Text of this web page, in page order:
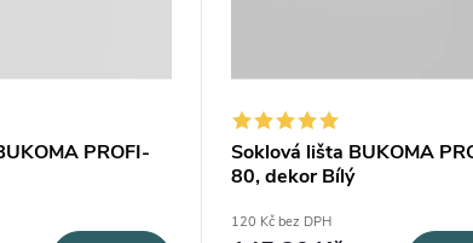
PROFI-
Soklová lišta BUKOMA
80, dekor Bílý
120 Kč bez DPH